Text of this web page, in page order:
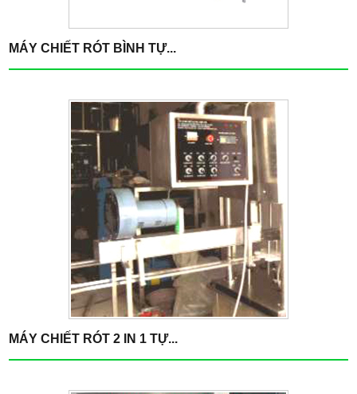
MÁY CHIẾT RÓT BÌNH TỰ...
MÁY CHIẾT RÓT 2 IN 1 TỰ...